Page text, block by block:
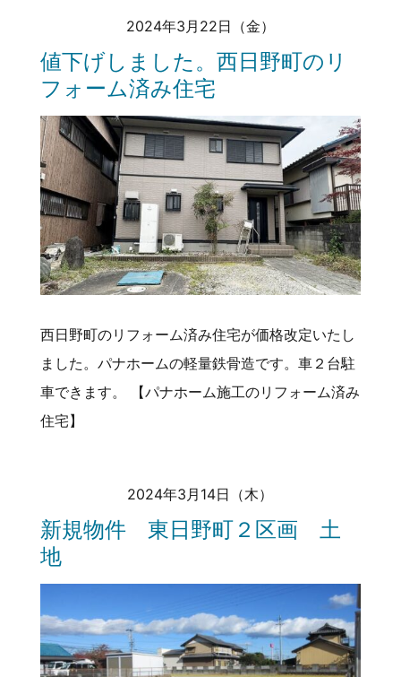
2024年3月22日（金）
値下げしました。西日野町のリ
フォーム済み住宅
西日野町のリフォーム済み住宅が価格改定いたし
ました。パナホームの軽量鉄骨造です。車２台駐
車できます。 【パナホーム施工のリフォーム済み
住宅】
2024年3月14日（木）
新規物件 東日野町２区画 土
地